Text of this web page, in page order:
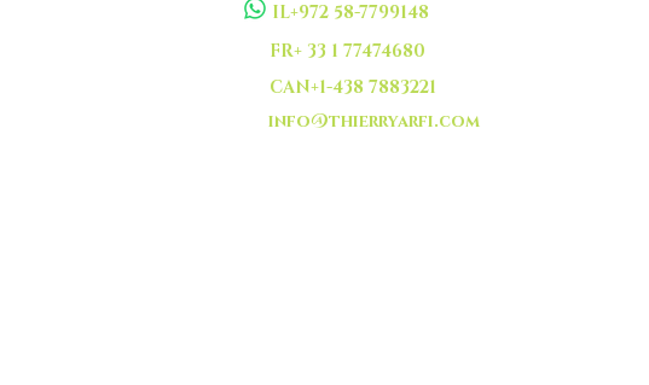
IL+972 58-7799148
FR+ 33 1 77474680
CAN+1-438 7883221
info@thierryarfi.com